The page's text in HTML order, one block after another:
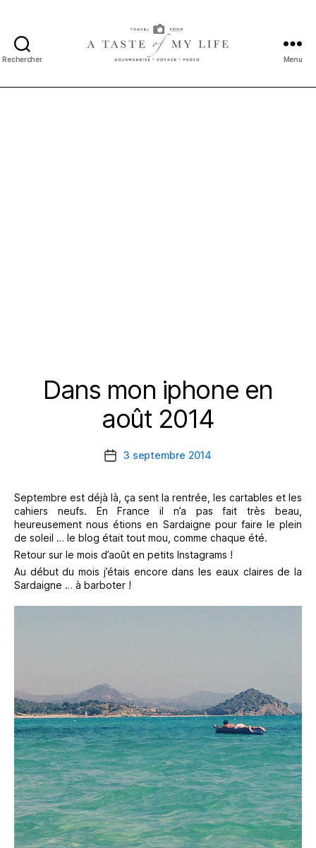
Rechercher
taste
Menu
Catégories
Dans mon iphone en
août 2014
Date3 septembre 2014
Septembre est déjà là, ça sent la rentrée, les cartables et les
cahiers neufs. En France il n’a pas fait très beau,
heureusement nous étions en Sardaigne pour faire le plein
de soleil … le blog était tout mou, comme chaque été.
Retour sur le mois d’août en petits Instagrams !
Au début du mois j’étais encore dans les eaux claires de la
Sardaigne … à barboter !